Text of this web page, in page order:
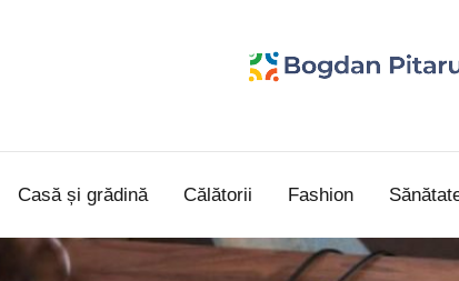
personal
Casă și grădină Călătorii Fashion